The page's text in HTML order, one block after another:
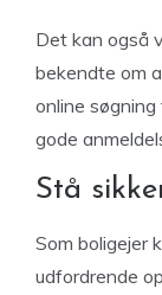
Det kan også
bekendte om
online
gode
Stå
Som boligejer
udfordrende